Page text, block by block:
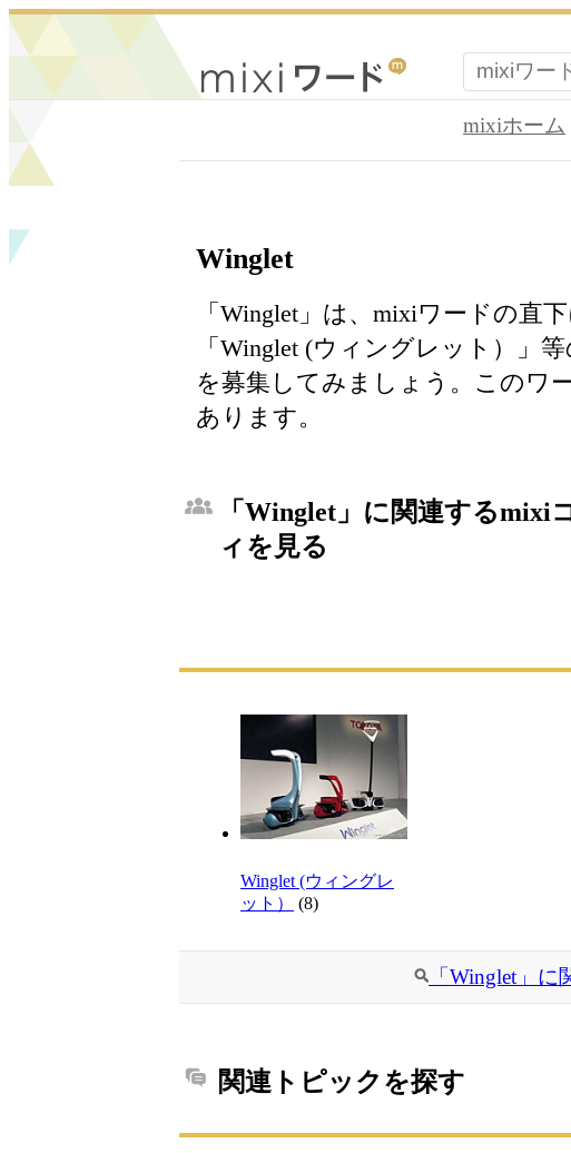
mixiホーム
Winglet
「Winglet」は、mixiワードの直
「Winglet (ウィングレット）」
を募集してみましょう。このワ
あります。
「Winglet」に関連するmixi
ィを見る
Winglet (ウィングレ
ット）
(8)
「Winglet」
関連トピックを探す